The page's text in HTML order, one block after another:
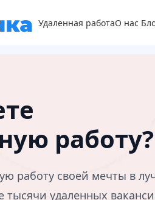
Удаленная работаО нас
работу?
работу своей мечты в
тысячи удаленных